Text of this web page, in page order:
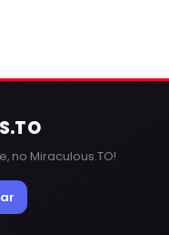
.TO
no Miraculous.TO!